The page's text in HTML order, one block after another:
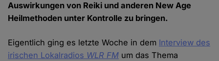
Auswirkungen von Reiki und anderen New Age
Heilmethoden unter Kontrolle zu bringen.
Eigentlich ging es letzte Woche in dem Interview des
irischen Lokalradios WLR FM um das Thema